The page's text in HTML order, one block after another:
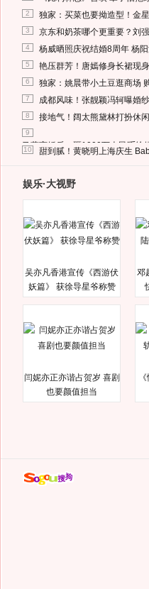
2 独家：买菜也要拗造型！金
3 京东和奶茶哪个更重要？刘
4 杨威晒照庆祝结婚8周年 杨
5 艳压群芳！唐嫣修身长裙现
6 独家：姚晨带小土豆逛商场
7 成都风味！张靓颖冯轲曝婚
8 接地气！阔太熊黛林打扮休
9
马蓉离婚后，砸1000万人民币给
10 甜到腻！黄晓明上海庆生
娱乐·大视野
吴亦凡香港宣传《西游伏
妖篇》 获徐导星爷称赞
邓
闫妮亦正亦谐占贺岁 喜剧
也要颜值担当